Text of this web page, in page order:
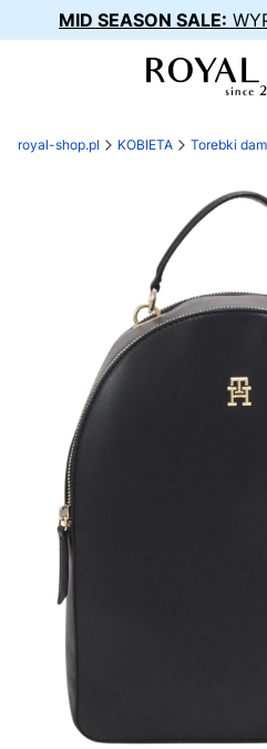
MID SEASON SALE:
royal-shop.pl KOBIETA Torebki